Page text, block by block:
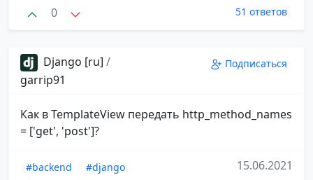
0 51 ответов
Django [ru] /
garrip91
Подписаться
Как в TemplateView передать http_method_names
= ['get', 'post']?
#backend
#django
15.06.2021